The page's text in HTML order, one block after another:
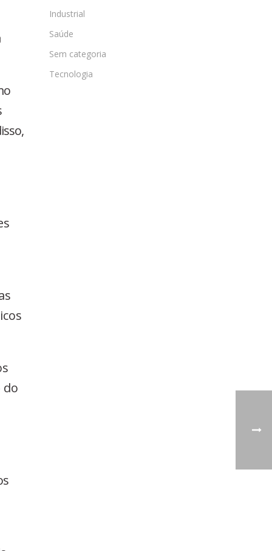
do
Industrial
Saúde
Sem categoria
Tecnologia